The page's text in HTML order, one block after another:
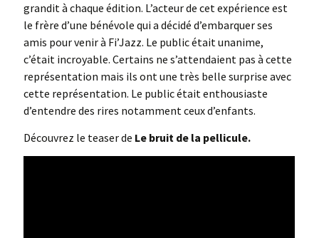
grandit à chaque édition. L’acteur de cet expérience est
le frère d’une bénévole qui a décidé d’embarquer ses
amis pour venir à Fi’Jazz. Le public était unanime,
c’était incroyable. Certains ne s’attendaient pas à cette
représentation mais ils ont une très belle surprise avec
cette représentation. Le public était enthousiaste
d’entendre des rires notamment ceux d’enfants.
Découvrez le teaser de Le bruit de la pellicule.